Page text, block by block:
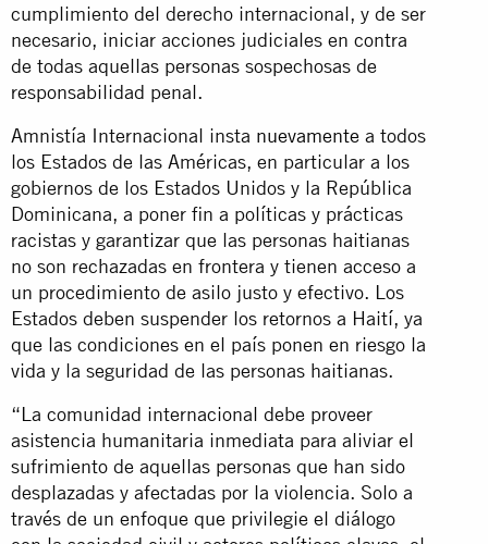
cumplimiento del derecho internacional, y de ser
necesario, iniciar acciones judiciales en contra
de todas aquellas personas sospechosas de
responsabilidad penal.
Amnistía Internacional insta nuevamente a todos
los Estados de las Américas, en particular a los
gobiernos de los Estados Unidos y la República
Dominicana, a poner fin a políticas y prácticas
racistas y garantizar que las personas haitianas
no son rechazadas en frontera y tienen acceso a
un procedimiento de asilo justo y efectivo. Los
Estados deben suspender los retornos a Haití, ya
que las condiciones en el país ponen en riesgo la
vida y la seguridad de las personas haitianas.
“La comunidad internacional debe proveer
asistencia humanitaria inmediata para aliviar el
sufrimiento de aquellas personas que han sido
desplazadas y afectadas por la violencia. Solo a
través de un enfoque que privilegie el diálogo